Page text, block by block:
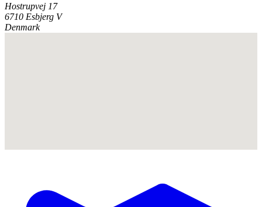
Hostrupvej 17
6710 Esbjerg V
Denmark